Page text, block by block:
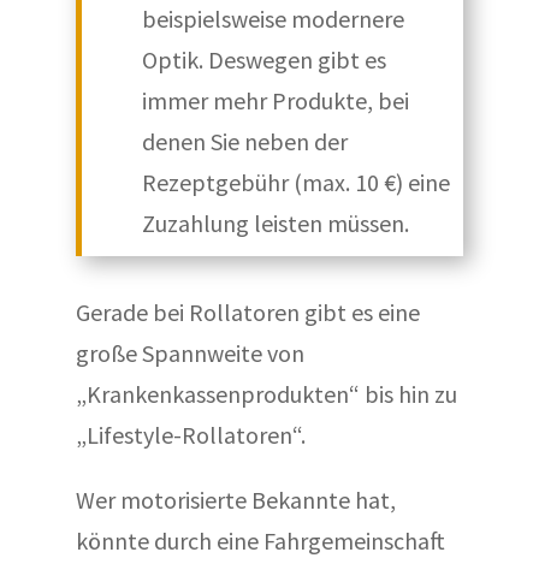
beispielsweise modernere
Optik. Deswegen gibt es
immer mehr Produkte, bei
denen Sie neben der
Rezeptgebühr (max. 10 €) eine
Zuzahlung leisten müssen.
Gerade bei Rollatoren gibt es eine
große Spannweite von
„Krankenkassenprodukten“ bis hin zu
„Lifestyle-Rollatoren“.
Wer motorisierte Bekannte hat,
könnte durch eine Fahrgemeinschaft